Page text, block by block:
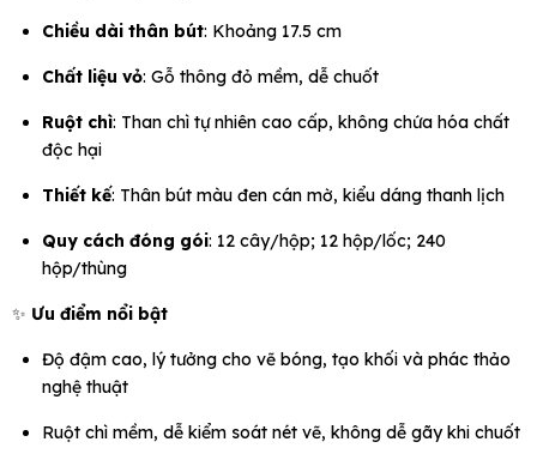
Chiều dài thân bút: Khoảng 17.5 cm
Chất liệu vỏ: Gỗ thông đỏ mềm, dễ chuốt
Ruột chì: Than chì tự nhiên cao cấp, không chứa hóa chất
độc hại
Thiết kế: Thân bút màu đen cán mờ, kiểu dáng thanh lịch
Quy cách đóng gói: 12 cây/hộp; 12 hộp/lốc; 240
hộp/thùng
✨ Ưu điểm nổi bật
Độ đậm cao, lý tưởng cho vẽ bóng, tạo khối và phác thảo
nghệ thuật
Ruột chì mềm, dễ kiểm soát nét vẽ, không dễ gãy khi chuốt